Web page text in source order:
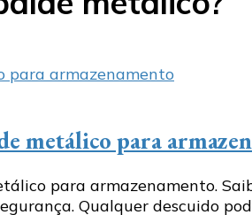
metálico para
para armazenamento.
Qualquer descuido